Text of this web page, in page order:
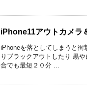
iPhone11アウトカメラ
iPhoneを落としてしまうと
りブラックアウトしたり 黒
合でも最短２０分 ...